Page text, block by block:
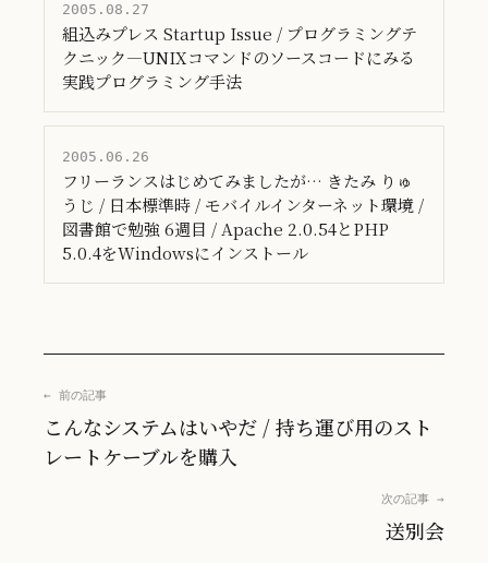
2005.08.27
組込みプレス Startup Issue / プログラミングテ
クニック―UNIXコマンドのソースコードにみる
実践プログラミング手法
2005.06.26
フリーランスはじめてみましたが… きたみ りゅ
うじ / 日本標準時 / モバイルインターネット環境 /
図書館で勉強 6週目 / Apache 2.0.54とPHP
5.0.4をWindowsにインストール
← 前の記事
こんなシステムはいやだ / 持ち運び用のスト
レートケーブルを購入
次の記事 →
送別会